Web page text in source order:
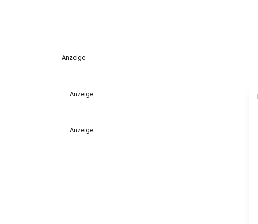
Anzeige
Anzeige
Anzeige